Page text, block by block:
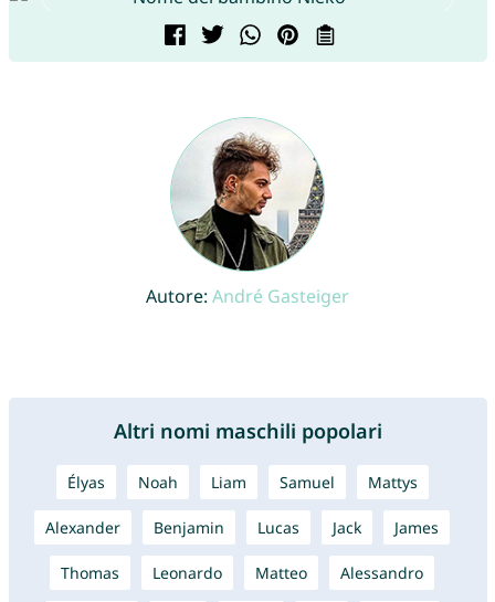
Autore: André Gasteiger
Altri nomi maschili popolari
Élyas Noah Liam Samuel Mattys
Alexander Benjamin Lucas Jack James
Thomas Leonardo Matteo Alessandro